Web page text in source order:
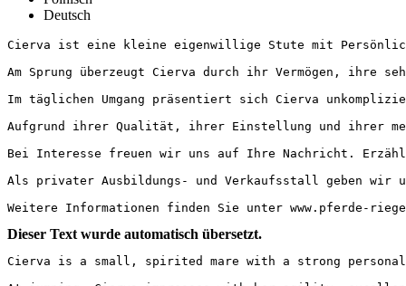
Deutsch
Cierva ist eine kleine eigenwillige Stute mit
Am Sprung überzeugt Cierva durch ihr Vermögen, ihre
Im täglichen Umgang präsentiert sich Cierva
Aufgrund ihrer Qualität, ihrer Einstellung und ihrer
Bei Interesse freuen wir uns auf Ihre Nachricht.
Als privater Ausbildungs- und Verkaufsstall geben
Weitere Informationen finden Sie unter www.pferde-
Dieser Text wurde automatisch übersetzt.
Cierva is a small, spirited mare with a strong